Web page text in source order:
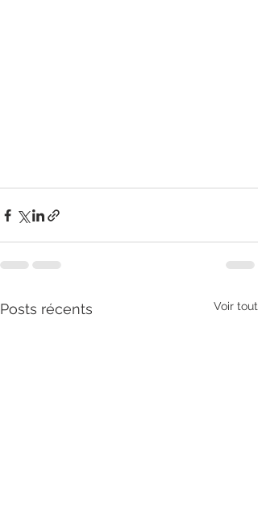
Posts récents Voir tout